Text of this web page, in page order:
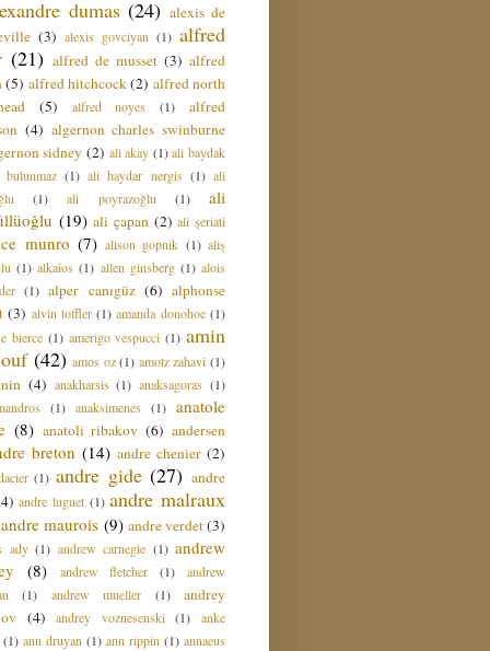
dumas (24) alexis de
(3) alexis govciyan (1) alfred
(21) alfred de musset (3) alfred
(5) alfred hitchcock(2) alfred north
(5) alfred noyes (1)
alfred
(4) algernon charles swinburne
sidney (2) ali akay (1) ali baydak
(1) ali haydar nergis (1) ali
(1) ali poyrazoğlu (1)
ali
(19) ali çapan (2) ali şeriati
munro (7) alison gopnik (1) aliş
(1) alkaios (1) allen ginsberg (1) alois
(1) alper canıgüz (6) alphonse
(3) alvin toffler (1) amanda donohoe (1)
bierce (1) amerigo vespucci (1) amin
(42) amos oz (1) amotz zahavi (1)
(4) anakharsis (1) anaksagoras (1)
(1) anaksimenes (1) anatole
(8) anatoli ribakov (6) andersen
breton (14) andre chenier (2)
(1) andre gide (27) andre
andre luguet (1) andre malraux
andre maurois (9) andre verdet(3)
ady (1) andrew carnegie (1) andrew
(8) andrew fletcher (1)
andrew
(1) andrew mueller (1)
andrey
(4) andrey voznesenski (1)
anke
(1) ann druyan (1) ann rippin (1) annaeus